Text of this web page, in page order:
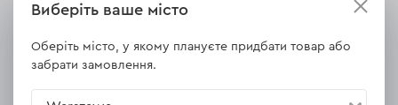
Залишити відгук
Відгуки 1
Volodymyr
Виберіть ваше місто
Оберіть місто, у якому плануєте придбати товар або
забрати замовлення.